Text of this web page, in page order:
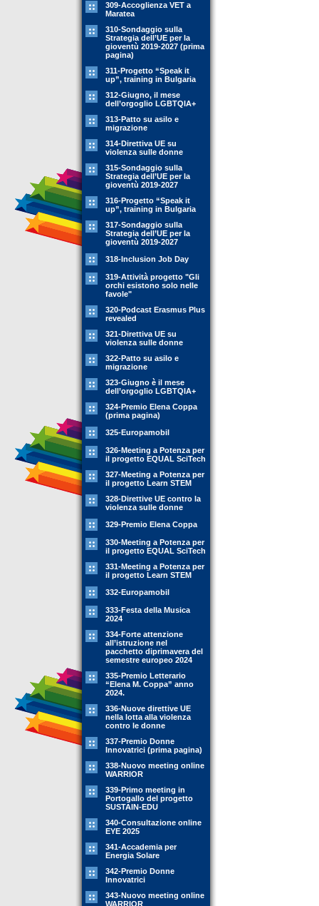
309-Accoglienza VET a
Maratea
310-Sondaggio sulla
Strategia dell’UE per la
gioventù 2019-2027 (prima
pagina)
311-Progetto “Speak it
up”, training in Bulgaria
312-Giugno, il mese
dell’orgoglio LGBTQIA+
313-Patto su asilo e
migrazione
314-Direttiva UE su
violenza sulle donne
315-Sondaggio sulla
Strategia dell’UE per la
gioventù 2019-2027
316-Progetto “Speak it
up”, training in Bulgaria
317-Sondaggio sulla
Strategia dell’UE per la
gioventù 2019-2027
318-Inclusion Job Day
319-Attività progetto "Gli
orchi esistono solo nelle
favole"
320-Podcast Erasmus Plus
revealed
321-Direttiva UE su
violenza sulle donne
322-Patto su asilo e
migrazione
323-Giugno è il mese
dell’orgoglio LGBTQIA+
324-Premio Elena Coppa
(prima pagina)
325-Europamobil
326-Meeting a Potenza per
il progetto EQUAL SciTech
327-Meeting a Potenza per
il progetto Learn STEM
328-Direttive UE contro la
violenza sulle donne
329-Premio Elena Coppa
330-Meeting a Potenza per
il progetto EQUAL SciTech
331-Meeting a Potenza per
il progetto Learn STEM
332-Europamobil
333-Festa della Musica
2024
334-Forte attenzione
all’istruzione nel
pacchetto diprimavera del
semestre europeo 2024
335-Premio Letterario
“Elena M. Coppa” anno
2024.
336-Nuove direttive UE
nella lotta alla violenza
contro le donne
337-Premio Donne
Innovatrici (prima pagina)
338-Nuovo meeting online
WARRIOR
339-Primo meeting in
Portogallo del progetto
SUSTAIN-EDU
340-Consultazione online
EYE 2025
341-Accademia per
Energia Solare
342-Premio Donne
Innovatrici
343-Nuovo meeting online
WARRIOR